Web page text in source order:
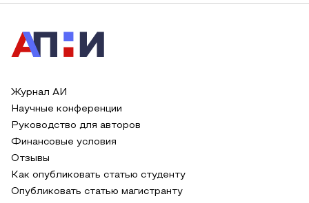
Журнал АИ
Научные конференции
Руководство для авторов
Финансовые условия
Отзывы
Как опубликовать статью студенту
Опубликовать статью магистранту